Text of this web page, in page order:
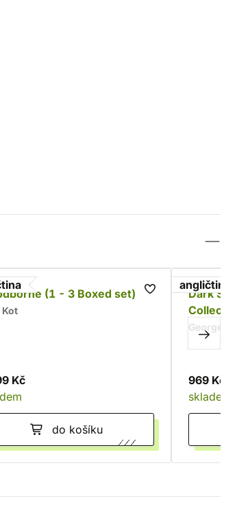
(1 - 3 Boxed set)
Kot
Kč
do košíku
angličtina
Dark
George
969 Kč
skladem